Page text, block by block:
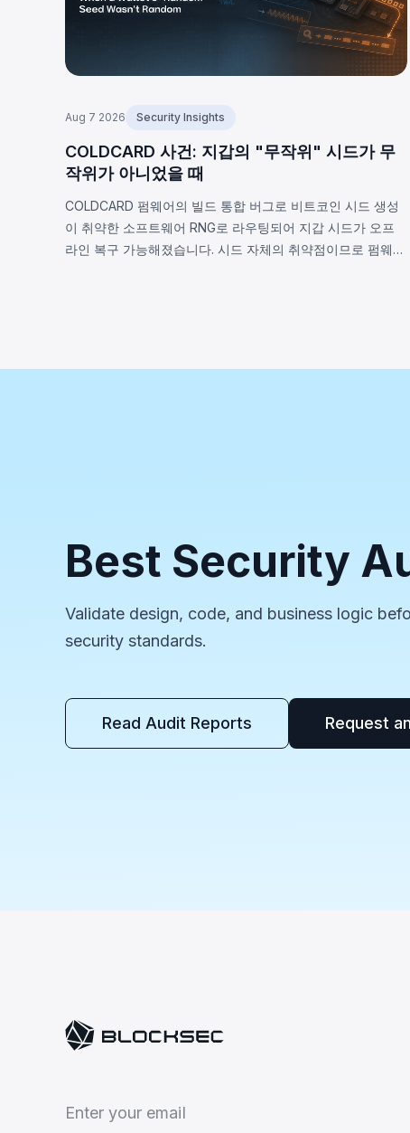
Aug 7 2026 Security Insights
COLDCARD 사건: 지갑의 "무작위" 시드가 무
작위가 아니었을 때
COLDCARD 펌웨어의 빌드 통합 버그로 비트코인 시드 생성
이 취약한 소프트웨어 RNG로 라우팅되어 지갑 시드가 오프
라인 복구 가능해졌습니다. 시드 자체의 취약점이므로 펌웨어
Best Security
Validate design, code, and business logic
security standards.
Read Audit Reports Request
Enter your email